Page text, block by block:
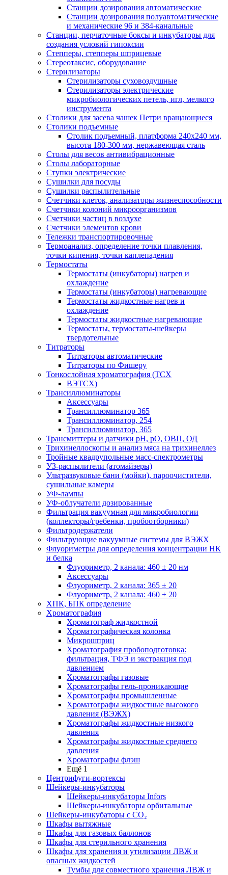
Станции дозирования автоматические
Станции дозирования полуавтоматические
и механические 96 и 384-канальные
Станции, перчаточные боксы и инкубаторы для
создания условий гипоксии
Степперы, степперы шприцевые
Стереотаксис, оборудование
Стерилизаторы
Стерилизаторы суховоздушные
Стерилизаторы электрические
микробиологических петель, игл, мелкого
инструмента
Столики для засева чашек Петри вращающиеся
Столики подъемные
Столик подъемный, платформа 240х240 мм,
высота 180-300 мм, нержавеющая сталь
Столы для весов антивибрационные
Столы лабораторные
Ступки электрические
Сушилки для посуды
Сушилки распылительные
Счетчики клеток, анализаторы жизнеспособности
Счетчики колоний микроорганизмов
Счетчики частиц в воздухе
Счетчики элементов крови
Тележки транспортировочные
Термоанализ, определение точки плавления,
точки кипения, точки каплепадения
Термостаты
Термостаты (инкубаторы) нагрев и
охлаждение
Термостаты (инкубаторы) нагревающие
Термостаты жидкостные нагрев и
охлаждение
Термостаты жидкостные нагревающие
Термостаты, термостаты-шейкеры
твердотельные
Титраторы
Титраторы автоматические
Титраторы по Фишеру
Тонкослойная хроматография (ТСХ
ВЭТСХ)
Трансиллюминаторы
Аксессуары
Трансиллюминатор 365
Трансиллюминатор, 254
Трансиллюминатор, 365
Трансмиттеры и датчики рН, рО, ОВП, ОД
Трихинеллоскопы и анализ мяса на трихинеллез
Тройные квадрупольные масс-спектрометры
УЗ-распылители (атомайзеры)
Ультразвуковые бани (мойки), пароочистители,
сушильные камеры
УФ-лампы
УФ-облучатели дозированные
Фильтрация вакуумная для микробиологии
(коллекторы/гребенки, пробоотборники)
Фильтродержатели
Фильтрующие вакуумные системы для ВЭЖХ
Флуориметры для определения концентрации НК
и белка
Флуориметр, 2 канала: 460 ± 20 нм
Аксессуары
Флуориметр, 2 канала: 365 ± 20
Флуориметр, 2 канала: 460 ± 20
ХПК, БПК определение
Хроматография
Хроматограф жидкостной
Хроматографическая колонка
Микрошприц
Хроматография пробоподготовка:
фильтрация, ТФЭ и экстракция под
давлением
Хроматографы газовые
Хроматографы гель-проникающие
Хроматографы промышленные
Хроматографы жидкостные высокого
давления (ВЭЖХ)
Хроматографы жидкостные низкого
давления
Хроматографы жидкостные среднего
давления
Хроматографы флэш
Ещё 1
Центрифуги-вортексы
Шейкеры-инкубаторы
Шейкеры-инкубаторы Infors
Шейкеры-инкубаторы орбитальные
Шейкеры-инкубаторы с CО₂
Шкафы вытяжные
Шкафы для газовых баллонов
Шкафы для стерильного хранения
Шкафы для хранения и утилизации ЛВЖ и
опасных жидкостей
Тумбы для совместного хранения ЛВЖ и